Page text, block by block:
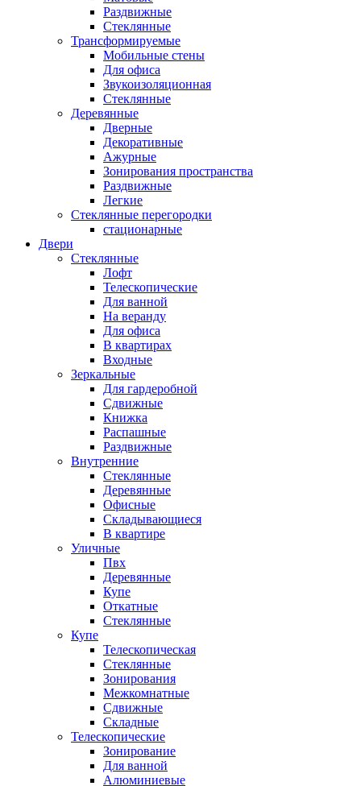
Раздвижные
Стеклянные
Трансформируемые
Мобильные стены
Для офиса
Звукоизоляционная
Стеклянные
Деревянные
Дверные
Декоративные
Ажурные
Зонирования пространства
Раздвижные
Легкие
Стеклянные перегородки
стационарные
Двери
Стеклянные
Лофт
Телескопические
Для ванной
На веранду
Для офиса
В квартирах
Входные
Зеркальные
Для гардеробной
Сдвижные
Книжка
Распашные
Раздвижные
Внутренние
Стеклянные
Деревянные
Офисные
Складывающиеся
В квартире
Уличные
Пвх
Деревянные
Купе
Откатные
Стеклянные
Купе
Телескопическая
Стеклянные
Зонирования
Межкомнатные
Сдвижные
Складные
Телескопические
Зонирование
Для ванной
Алюминиевые